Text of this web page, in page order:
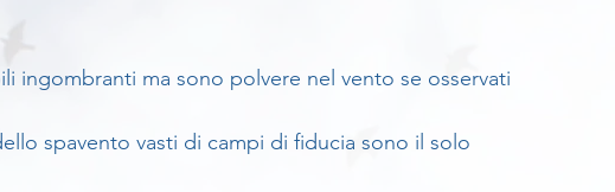
ingombranti ma sono polvere nel vento se osservati
spavento vasti di campi di fiducia sono il solo